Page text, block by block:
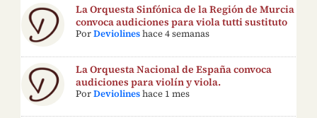
La Orquesta Sinfónica de la Región de Murcia
convoca audiciones para viola tutti sustituto
PorDeviolines hace 4 semanas
La Orquesta Nacional de España convoca
audiciones para violín y viola.
PorDeviolines hace 1 mes